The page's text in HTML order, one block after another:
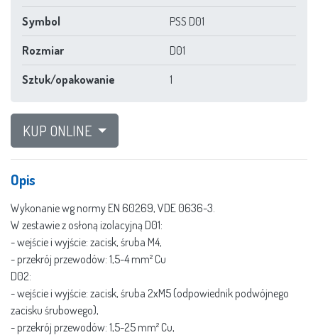
Symbol PSS D01
Rozmiar D01
Sztuk/opakowanie 1
KUP ONLINE
Opis
Wykonanie wg normy EN 60269, VDE 0636-3.
W zestawie z osłoną izolacyjną D01:
- wejście i wyjście: zacisk, śruba M4,
- przekrój przewodów: 1,5-4 mm² Cu
D02:
- wejście i wyjście: zacisk, śruba 2xM5 (odpowiednik podwójnego
zacisku śrubowego),
- przekrój przewodów: 1,5-25 mm² Cu,